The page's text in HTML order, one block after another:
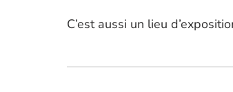
C’est aussi un lieu